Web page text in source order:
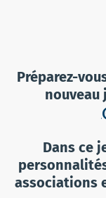
Préparez-
nouveau
Dans ce
associations